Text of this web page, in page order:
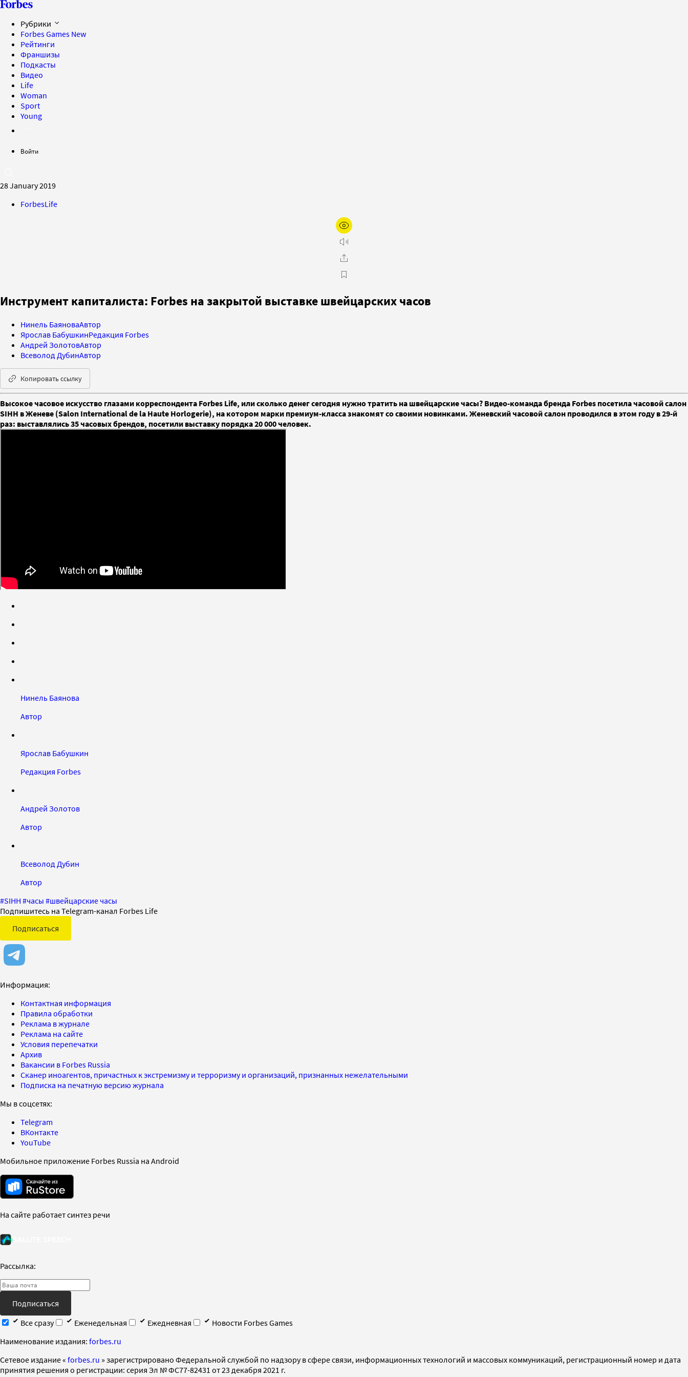
Рубрики
Forbes Games New
Рейтинги
Франшизы
Подкасты
Видео
Life
Woman
Sport
Young
Войти
28 January 2019
ForbesLife
Инструмент капиталиста: Forbes на закрытой выставке швейцарских часов
Нинель БаяноваАвтор
Ярослав БабушкинРедакция Forbes
Андрей ЗолотовАвтор
Всеволод ДубинАвтор
Копировать ссылку
Высокое часовое искусство глазами корреспондента Forbes Life, или сколько денег сегодня нужно тратить на швейцарские часы? Видео-команда бренда Forbes посетила часовой салон
SIHH в Женеве (Salon International de la Haute Horlogerie), на котором марки премиум-класса знакомят со своими новинками. Женевский часовой салон проводился в этом году в 29-й
раз: выставлялись 35 часовых брендов, посетили выставку порядка 20 000 человек.
Нинель Баянова
Автор
Ярослав Бабушкин
Редакция Forbes
Андрей Золотов
Автор
Всеволод Дубин
Автор
#SIHH #часы #швейцарские часы
Подпишитесь на Telegram-канал Forbes Life
Подписаться
Информация:
Контактная информация
Правила обработки
Реклама в журнале
Реклама на сайте
Условия перепечатки
Архив
Вакансии в Forbes Russia
Сканер иноагентов, причастных к экстремизму и терроризму и организаций, признанных нежелательными
Подписка на печатную версию журнала
Мы в соцсетях:
Telegram
ВКонтакте
YouTube
Мобильное приложение Forbes Russia на Android
На сайте работает синтез речи
Рассылка:
Подписаться
Все сразу
Еженедельная Ежедневная
Новости Forbes Games
Наименование издания: forbes.ru
Cетевое издание « forbes.ru » зарегистрировано Федеральной службой по надзору в сфере связи, информационных технологий и массовых коммуникаций, регистрационный номер и дата
принятия решения о регистрации: серия Эл № ФС77-82431 от 23 декабря 2021 г.